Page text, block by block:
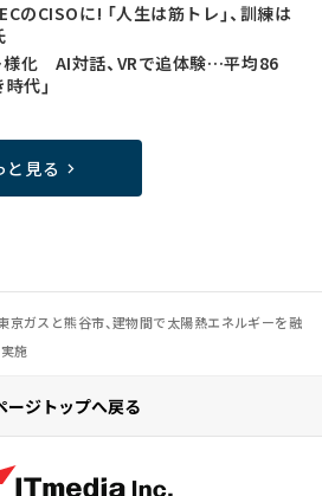
のCISOに! 「人生は筋トレ」、訓練は
化 AI対話、VRで追体験…平均86
代」
と見る
京ガスと熊谷市、建物間で太陽熱エネルギーを融
施
ージトップへ戻る